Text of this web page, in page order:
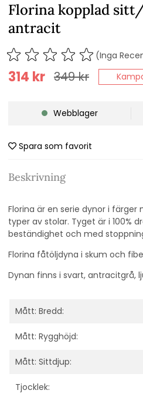
Florina kopplad
antracit
(Inga
349kr
314 kr
Webblager
Spara som favorit
Beskrivning
Florina är en serie dynor i
typer av stolar. Tyget är i 100%
beständighet och med
Florina fåtöljdyna i skum och
Dynan finns i svart, antracitgrå,
Mått: Bredd:
Mått: Rygghöjd:
Mått: Sittdjup:
Tjocklek: